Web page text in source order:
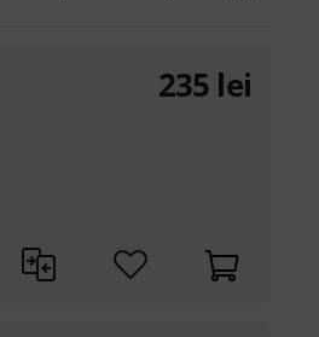
235 lei